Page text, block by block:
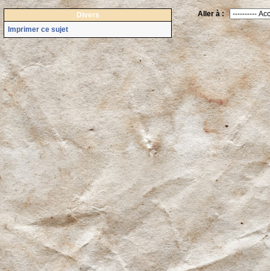
Divers
Imprimer ce sujet
Aller à :